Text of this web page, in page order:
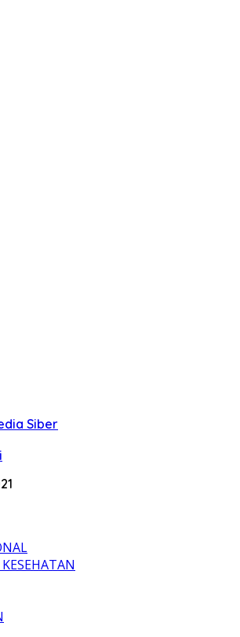
Siber